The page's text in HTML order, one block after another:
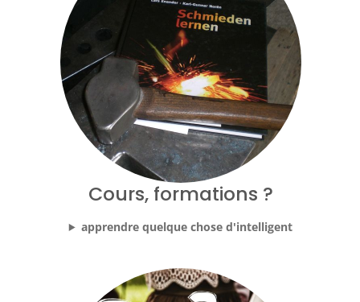
Cours, formations ?
apprendre quelque chose d'intelligent